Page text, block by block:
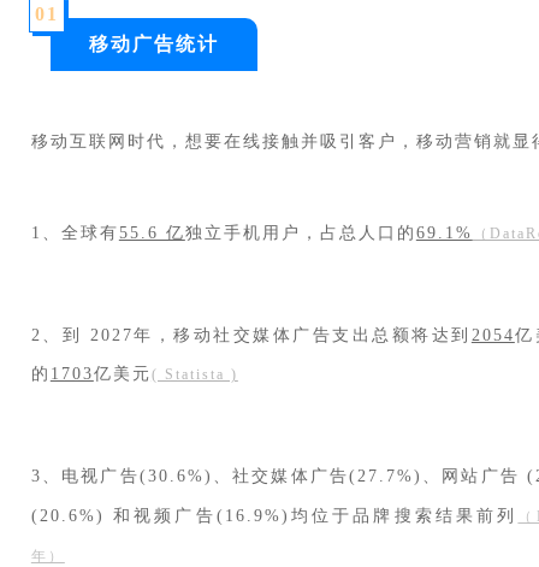
01
移动广告统计
移动互联网时代，想要在线接触并吸引客户，移动营销就显
1、全球有55.6 亿独立手机用户，占总人口的 69.1% （
2、到 2027年，移动社交媒体广告支出总额将达到 2054亿
的 1703亿美元( Statista )
3、电视广告(30.6%)、社交媒体广告(27.7%)、网站广告
(20.6%) 和视频广告(16.9%)均位于品牌搜索结果前列
年）